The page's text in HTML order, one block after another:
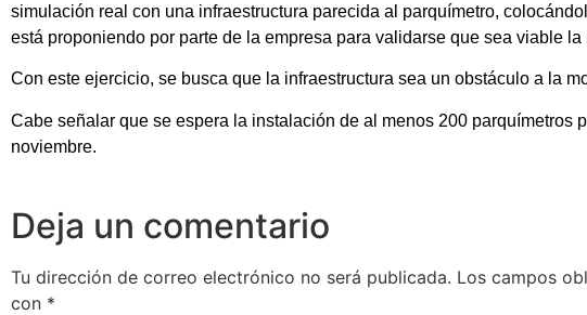
simulación real con una infraestructura parecida al parquímetro,
está proponiendo por parte de la empresa para validarse que sea viable
Con este ejercicio, se busca que la infraestructura sea un obstáculo a la
Cabe señalar que se espera la instalación de al menos 200 parquímetros
noviembre.
Deja un comentario
Tu dirección de correo electrónico no será publicada. Los campos
con *